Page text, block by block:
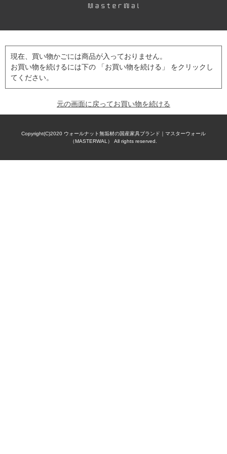
現在、買い物かごには商品が入っておりません。
お買い物を続けるには下の 「お買い物を続ける」 をクリックし
てください。
元の画面に戻ってお買い物を続ける
Copyright(C)2020 ウォールナット無垢材の国産家具ブランド｜マスターウォール
（MASTERWAL） All rights reserved.